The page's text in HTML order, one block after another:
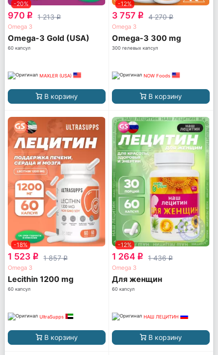
-20%
970 q 1 213q
Omega 3
Omega-3 Gold (USA)
60 капсул
MAXLER (USA)
В корзину
-12%
3 757 q 4 270q
Omega 3
Omega-3 300 mg
300 гелевых капсул
NOW Foods
В корзину
-18%
1 523 q 1 857q
Omega 3
Lecithin 1200 mg
60 капсул
UltraSupps
В корзину
-12%
1 264 q 1 436q
Omega 3
Для женщин
60 капсул
НАШ ЛЕЦИТИН
В корзину